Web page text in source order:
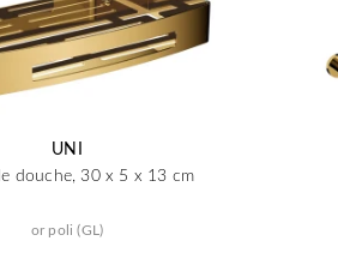
UNI
douche, 30 x 5 x 13 cm
or poli (GL)